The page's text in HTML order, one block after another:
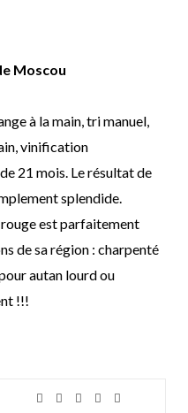
Moscou
à la main, tri manuel,
vinification
21 mois. Le résultat de
splendide.
rouge est parfaitement
de sa région : charpenté
autan lourd ou
!!!